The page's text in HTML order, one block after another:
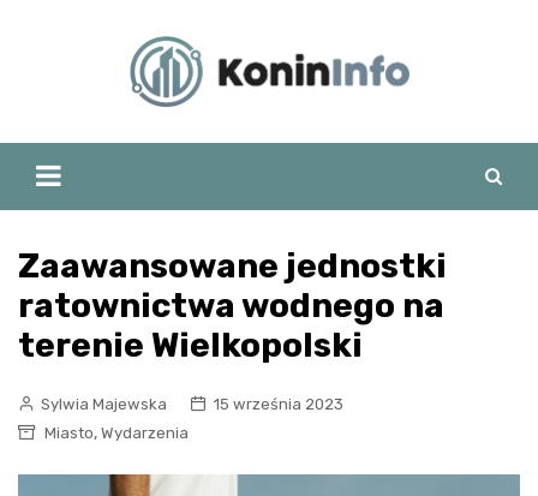
Zaawansowane jednostki
ratownictwa wodnego na
terenie Wielkopolski
Sylwia Majewska
15 września 2023
Miasto, Wydarzenia